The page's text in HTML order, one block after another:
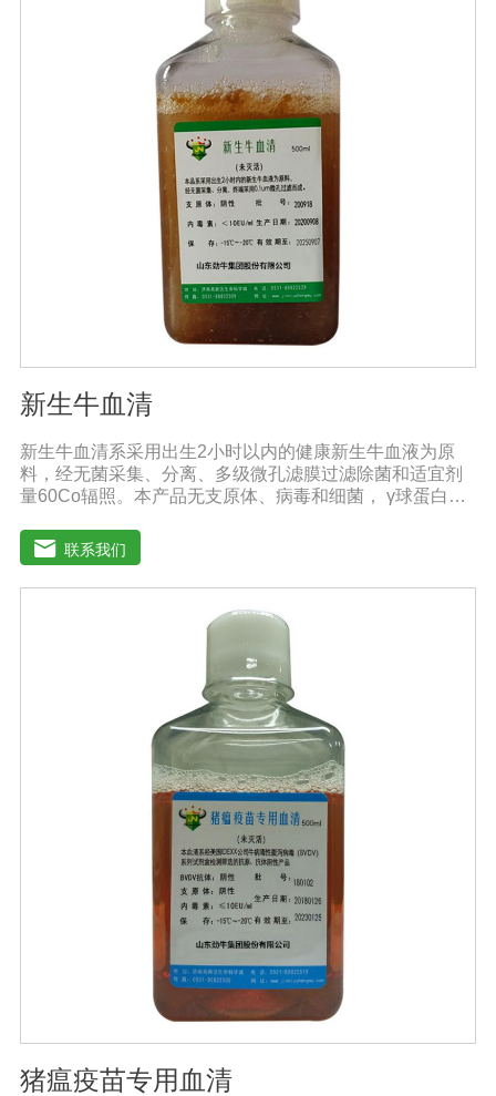
新生牛血清
新生牛血清系采用出生2小时以内的健康新生牛血液为原
料，经无菌采集、分离、多级微孔滤膜过滤除菌和适宜剂
量60Co辐照。本产品无支原体、病毒和细菌， γ球蛋白含
促进细胞增殖作用。适用于多种细胞株的培养、扩增及单
克隆抗体的制备和疫苗的研制及生产。质量标准：符合
《中华人民共和国药典》2020版、《中华人民共和国兽药
典》2020版质量标准。规格：500ml/瓶、1000ml/瓶保
存：-15℃―-20℃有效期：5年注意事项：1、解冻：采用
逐步解冻法（ -20℃→2-8℃→ 室温），可减少沉淀的产生
使血清质量不会受到影响。
联系我们
猪瘟疫苗专用血清